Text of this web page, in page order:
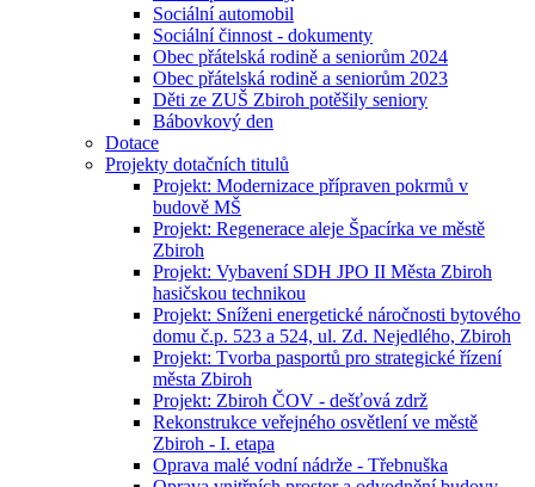
Sociální automobil
Sociální činnost - dokumenty
Obec přátelská rodině a seniorům 2024
Obec přátelská rodině a seniorům 2023
Děti ze ZUŠ Zbiroh potěšily seniory
Bábovkový den
Dotace
Projekty dotačních titulů
Projekt: Modernizace přípraven pokrmů v
budově MŠ
Projekt: Regenerace aleje Špacírka ve městě
Zbiroh
Projekt: Vybavení SDH JPO II Města Zbiroh
hasičskou technikou
Projekt: Sníženi energetické náročnosti bytového
domu č.p. 523 a 524, ul. Zd. Nejedlého, Zbiroh
Projekt: Tvorba pasportů pro strategické řízení
města Zbiroh
Projekt: Zbiroh ČOV - dešťová zdrž
Rekonstrukce veřejného osvětlení ve městě
Zbiroh - I. etapa
Oprava malé vodní nádrže - Třebnuška